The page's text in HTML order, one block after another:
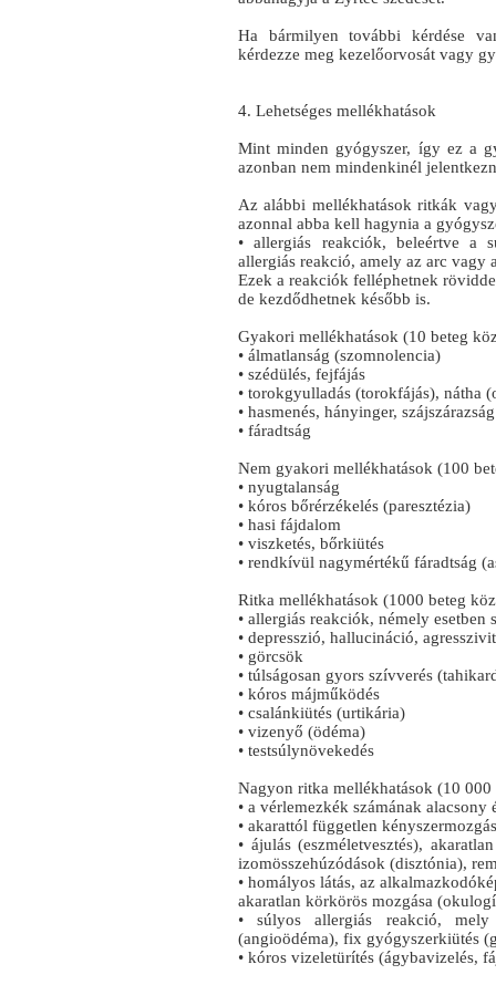
Ha bármilyen további kérdése
kérdezze meg kezelőorvosát vagy
4. Lehetséges mellékhatások
Mint minden gyógyszer, így ez a
azonban nem mindenkinél
Az alábbi mellékhatások ritkák
azonnal abba kell hagynia a
• allergiás reakciók, beleértve a
allergiás reakció, amely az arc vagy
Ezek a reakciók felléphetnek
de kezdődhetnek később is.
Gyakori mellékhatások (10 beteg
• álmatlanság (szomnolencia)
• szédülés, fejfájás
• torokgyulladás (torokfájás), nátha
• hasmenés, hányinger, szájszárazság
• fáradtság
Nem gyakori mellékhatások (100
• nyugtalanság
• kóros bőrérzékelés (paresztézia)
• hasi fájdalom
• viszketés, bőrkiütés
• rendkívül nagymértékű fáradtság
Ritka mellékhatások (1000 beteg
• allergiás reakciók, némely
• depresszió, hallucináció,
• görcsök
• túlságosan gyors szívverés
• kóros májműködés
• csalánkiütés (urtikária)
• vizenyő (ödéma)
• testsúlynövekedés
Nagyon ritka mellékhatások (10
• a vérlemezkék számának
• akarattól független
• ájulás (eszméletvesztés),
izomösszehúzódások (disztónia),
• homályos látás, az
akaratlan körkörös mozgása
• súlyos allergiás reakció,
(angioödéma), fix gyógyszerkiütés
• kóros vizeletürítés (ágybavizelés,